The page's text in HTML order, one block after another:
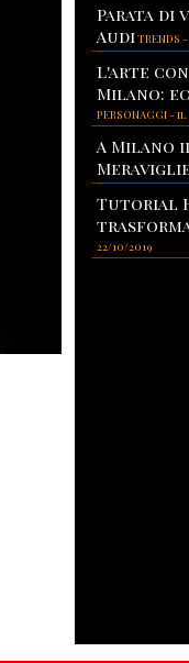
Parata di
AudiTRENDS -
L'arte
Milano:
PERSONAGGI-il
A Milano
Meraviglie
Tutorial
22/10/2019